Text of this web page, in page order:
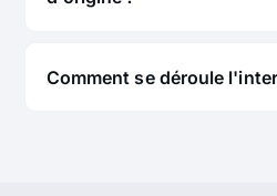
Comment se déroule